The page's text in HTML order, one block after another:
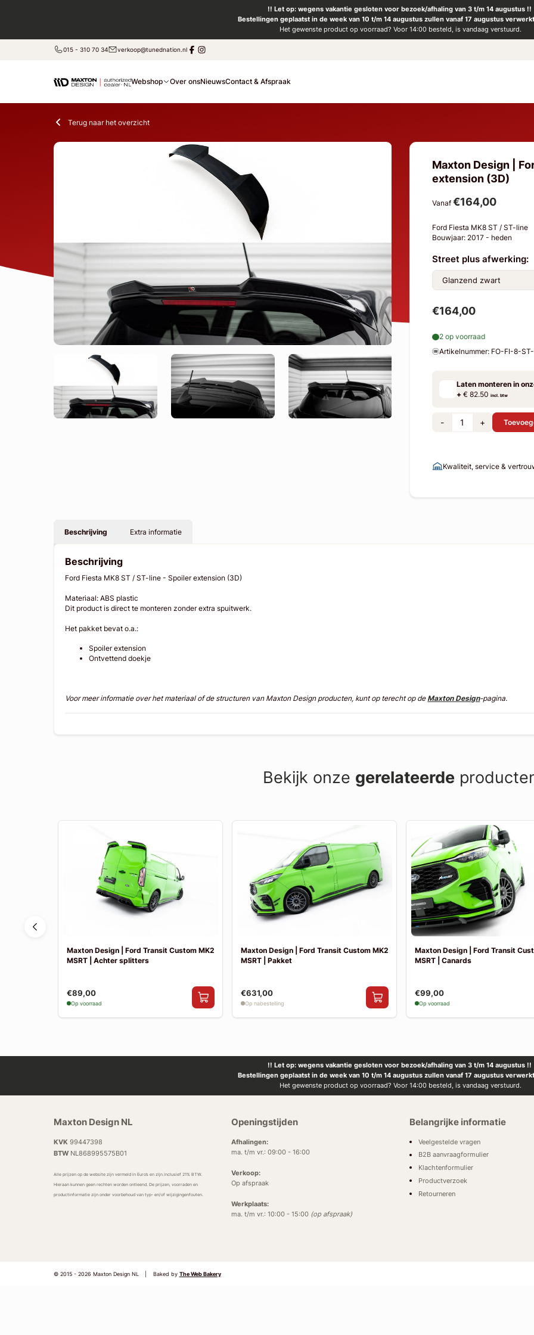
!! Let op: wegens vakantie gesloten voor bezoek/afhaling van 3 t/m 14 augustus !!
Bestellingen geplaatst in de week van 10 t/m 14 augustus zullen vanaf 17 augustus
Het gewenste product op voorraad? Voor 14:00 besteld, is vandaag verstuurd.
015 - 310 70 34 verkoop@tunednation.nl
Webshop Over onsNieuwsContact & Afspraak
Terug naar het overzicht
Maxton Design |
extension (3D)
Vanaf €164,00
Ford Fiesta MK8 ST / ST-line
Bouwjaar: 2017 - heden
Street plus afwerking:
€164,00
2 op voorraad
Artikelnummer: FO-FI-8-
Laten monteren in
+€ 82.50 incl. btw
- +
Kwaliteit, service &
Beschrijving Extra informatie
Beschrijving
Ford Fiesta MK8 ST / ST-line - Spoiler extension (3D)
Materiaal: ABS plastic
Dit product is direct te monteren zonder extra spuitwerk.
Het pakket bevat o.a.:
Spoiler extension
Ontvettend doekje
Voor meer informatie over het materiaal of de structuren van Maxton Design producten, kunt op terecht op deMaxton Design-pagina.
Bekijk onze gerelateerde
Maxton Design | Ford Transit Custom MK2
MSRT | Achter splitters
€89,00
Op voorraad
Maxton Design | Ford Transit Custom MK2
MSRT | Pakket
€631,00
Op nabestelling
Maxton Design | Ford Transit
MSRT | Canards
€99,00
Op voorraad
!! Let op: wegens vakantie gesloten voor bezoek/afhaling van 3 t/m 14 augustus !!
Bestellingen geplaatst in de week van 10 t/m 14 augustus zullen vanaf 17 augustus
Het gewenste product op voorraad? Voor 14:00 besteld, is vandaag verstuurd.
Maxton Design NL
KVK 99447398
BTWNL868995575B01
Alle prijzen op de website zijn vermeld in Euro’s en zijn inclusief 21% BTW.
Hieraan kunnen geen rechten worden ontleend. De prijzen, voorraden en
productinformatie zijn onder voorbehoud van typ- en/of wijzigingenfouten.
Openingstijden
Afhalingen:
ma. t/m vr.: 09:00 - 16:00
Verkoop:
Op afspraak
Werkplaats:
ma. t/m vr.: 10:00 - 15:00 (op afspraak)
Belangrijke informatie
Veelgestelde vragen
B2B aanvraagformulier
Klachtenformulier
Productverzoek
Retourneren
© 2015 - 2026 Maxton Design NL Baked by The Web Bakery